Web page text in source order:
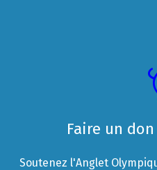
Faire un
Soutenez l'Anglet